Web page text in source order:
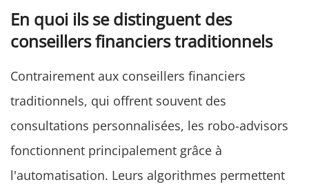
En quoi ils se distinguent des
conseillers financiers traditionnels
Contrairement aux conseillers financiers
traditionnels, qui offrent souvent des
consultations personnalisées, les robo-advisors
fonctionnent principalement grâce à
l'automatisation. Leurs algorithmes permettent